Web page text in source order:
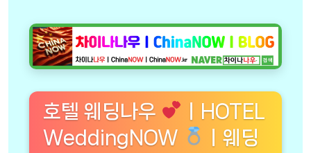
호텔 웨딩나우
ㅣHOTEL
WeddingNOW
ㅣ웨딩